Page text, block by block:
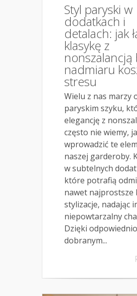
Styl paryski w
dodatkach i
detalach: jak
klasykę z
nonszalancją
nadmiaru
stresu
Wielu z nas marzy
paryskim szyku,
elegancję z
często nie wiemy,
wprowadzić te
naszej garderoby.
w subtelnych
które potrafią
nawet najprostsze
stylizacje, nadając
niepowtarzalny
Dzięki odpowiednio
dobranym...